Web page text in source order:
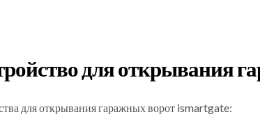
для открывания
для открывания гаражных ворот ismartgate: